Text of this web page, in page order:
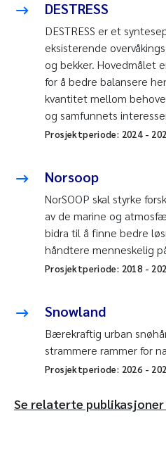
DESTRESS
DESTRESS er et
eksisterende
og bekker. Hovedmålet
for å bedre balansere
kvantitet mellom
og samfunnets
Prosjektperiode: 2024-
Norsoop
NorSOOP skal styrke
av de marine og
bidra til å finne bedre
håndtere menneskelig
Prosjektperiode: 2018 -
Snowland
Bærekraftig urban
strammere rammer for
Prosjektperiode: 2026 -
Se relaterte